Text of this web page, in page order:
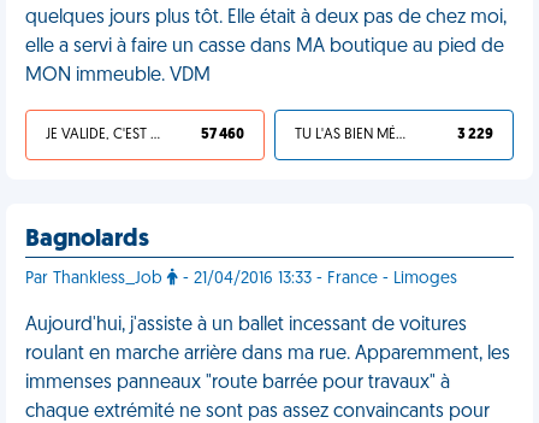
quelques jours plus tôt. Elle était à deux pas de chez moi,
elle a servi à faire un casse dans MA boutique au pied de
MON immeuble. VDM
JE VALIDE, C'EST UNE VDM 57 460 TU L'AS BIEN MÉRITÉ 3 229
Bagnolards
Par Thankless_Job - 21/04/2016 13:33 - France - Limoges
Aujourd'hui, j'assiste à un ballet incessant de voitures
roulant en marche arrière dans ma rue. Apparemment, les
immenses panneaux "route barrée pour travaux" à
chaque extrémité ne sont pas assez convaincants pour